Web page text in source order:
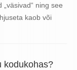
ning see
kaob või
kodukohas?